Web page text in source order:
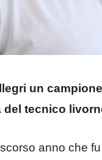
un
del tecnico
anno che